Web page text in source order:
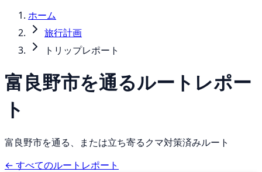
ホーム
旅行計画
トリップレポート
富良野市を通るルートレポー
ト
富良野市を通る、または立ち寄るクマ対策済みルート
← すべてのルートレポート